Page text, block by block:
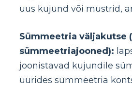
uus kujund või mustrid,
Sümmeetria väljakutse
sümmeetriajooned):
joonistavad kujundile
uurides sümmeetria